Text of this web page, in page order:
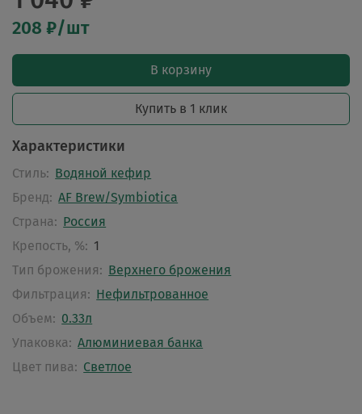
208 ₽/шт
В корзину
Купить в 1 клик
Характеристики
Стиль: Водяной кефир
Бренд: AF Brew/Symbiotica
Страна: Россия
Крепость, %: 1
Тип брожения: Верхнего брожения
Фильтрация: Нефильтрованное
Объем: 0.33л
Упаковка: Алюминиевая банка
Цвет пива: Светлое